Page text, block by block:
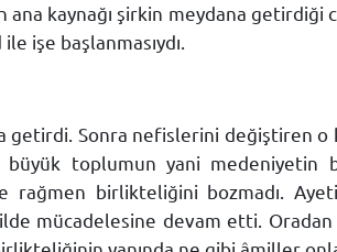
kaynağı şirkin meydana getirdiği
işe başlanmasıydı.
getirdi. Sonra nefislerini değiştiren o
toplumun yani medeniyetin
birlikteliğini bozmadı.
mücadelesine devam etti.